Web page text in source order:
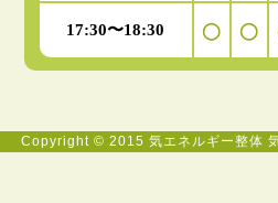
17:30〜18:30 ◯ ◯
Copyright © 2015 気エネルギー整体